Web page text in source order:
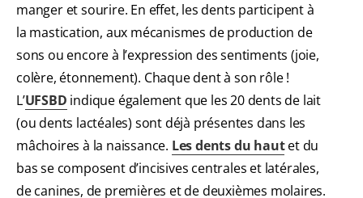
manger et sourire. En effet, les dents participent à
la mastication, aux mécanismes de production de
sons ou encore à l’expression des sentiments (joie,
colère, étonnement). Chaque dent à son rôle !
L’UFSBD indique également que les 20 dents de lait
(ou dents lactéales) sont déjà présentes dans les
mâchoires à la naissance. Les dents du hautet du
bas se composent d’incisives centrales et latérales,
de canines, de premières et de deuxièmes molaires.